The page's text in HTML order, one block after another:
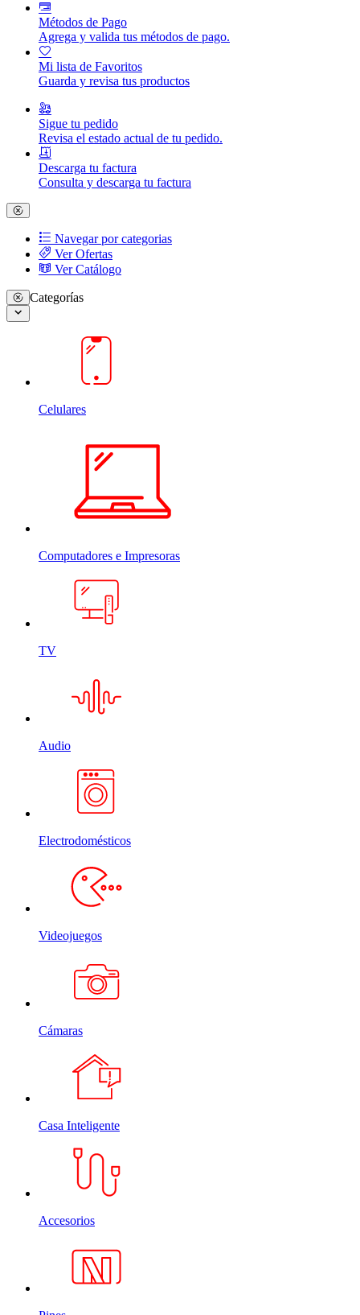
Métodos de Pago
Agrega y valida tus métodos de pago.
Mi lista de Favoritos
Guarda y revisa tus productos
Sigue tu pedido
Revisa el estado actual de tu pedido.
Descarga tu factura
Consulta y descarga tu factura
Navegar por categorias
Ver Ofertas
Ver Catálogo
Categorías
Celulares
Computadores e Impresoras
TV
Audio
Electrodomésticos
Videojuegos
Cámaras
Casa Inteligente
Accesorios